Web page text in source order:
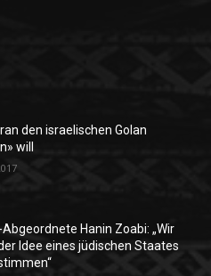
den israelischen Golan
will
Hanin Zoabi: „Wir
Idee eines jüdischen Staates